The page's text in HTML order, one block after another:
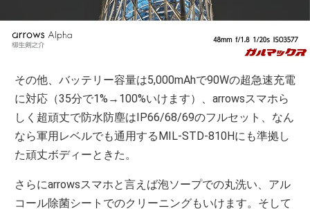
その他、バッテリー容量は5,000mAhで90Wの超急速充電
に対応（35分で1%→100%いけます）、arrowsスマホら
しく超頑丈で防水防塵はIP66/68/69のフルセット、なん
なら軍用レベルでも通用するMIL-STD-810Hにも準拠し
た頑丈ボディーときた。
さらにarrowsスマホと言えば泡ソープでの丸洗い、アル
コール除菌シートでのクリーニングもいけます。そして